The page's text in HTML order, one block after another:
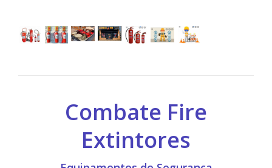
Combate Fire
Extintores